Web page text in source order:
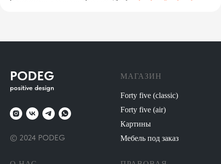
PODEG
positive design
© 2024 PODEG
МАГАЗИН
Forty five (classic)
Forty five (air)
Картины
Мебель под заказ